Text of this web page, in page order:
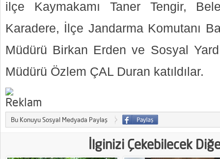
ilçe Kaymakamı Taner Tengir,
Karadere, İlçe Jandarma Komutanı
Müdürü Birkan Erden ve Sosyal
Müdürü Özlem ÇAL Duran katıldılar.
Bu Konuyu Sosyal Medyada Paylaş
İlginizi Çekebilecek